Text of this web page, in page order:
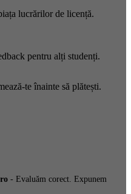
lucrărilor de licență.
pentru alți studenți.
te înainte să plătești.
- Evaluăm corect. Expunem